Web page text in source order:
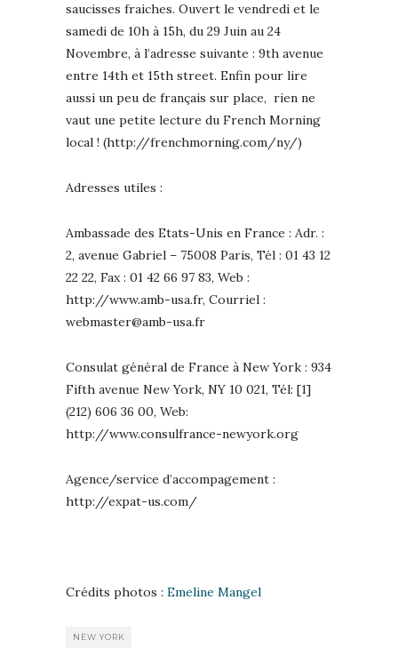
saucisses fraiches. Ouvert le vendredi et le
samedi de 10h à 15h, du 29 Juin au 24
Novembre, à l’adresse suivante : 9th avenue
entre 14th et 15th street. Enfin pour lire
aussi un peu de français sur place, rien ne
vaut une petite lecture du French Morning
local ! (http://frenchmorning.com/ny/)
Adresses utiles :
Ambassade des Etats-Unis en France : Adr. :
2, avenue Gabriel – 75008 Paris, Tél : 01 43 12
22 22, Fax : 01 42 66 97 83, Web :
http://www.amb-usa.fr, Courriel :
webmaster@amb-usa.fr
Consulat général de France à New York : 934
Fifth avenue New York, NY 10 021, Tél: [1]
(212) 606 36 00, Web:
http://www.consulfrance-newyork.org
Agence/service d’accompagement :
http://expat-us.com/
Crédits photos : Emeline Mangel
NEW YORK